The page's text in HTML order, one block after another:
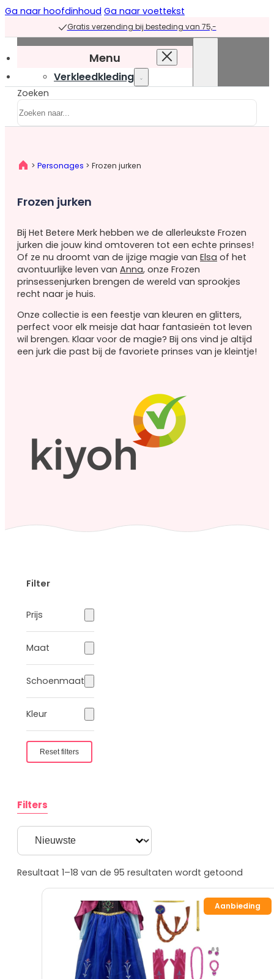
Ga naar hoofdinhoud Ga naar voettekst
Gratis verzending bij besteding van 75,-
Menu
Verkleedkleding
overzicht
Prinsessenjurken
prinsessenjurken
prinsessenjurken
Paarse
prinsessenjurken
Roze
prinsessenjurken
Overige verkleedkleding
Accessoires
Accessoires
kroontjes
toverstaf
Prinsessen
sieraden
Prinsessen capes
Prinsessen
accessoireset
Overig
Uitdeelcadeautjes
Kinderfeest
Prinsessenjurken
Ariël
Doornroosje
Rapunzel
Frozen
Frozen overzicht
Zoeken
> Personages > Frozen jurken
Frozen jurken
Bij Het Betere Merk hebben we de allerleukste Frozen
jurken die jouw kind omtoveren tot een echte prinses!
Of ze nu droomt van de ijzige magie van Elsa of het
avontuurlijke leven van Anna, onze Frozen
prinsessenjurken brengen de wereld van sprookjes
recht naar je huis.
Onze collectie is een feestje van kleuren en glitters,
perfect voor elk meisje dat haar fantasieën tot leven
wil brengen. Klaar voor de magie? Bij ons vind je altijd
een jurk die past bij de favoriete prinses van je kleintje!
Filter
Prijs
Maat
Schoenmaat
Kleur
Reset filters
Filters
Sorting button
Sort content
Resultaat 1–18 van de 95 resultaten wordt getoond
Aanbieding